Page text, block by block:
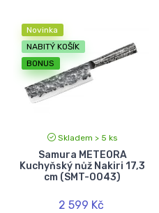
Novinka
NABITÝ KOŠÍK
BONUS
Skladem > 5 ks
Samura METEORA
Kuchyňský nůž Nakiri 17,3
cm (SMT-0043)
2 599 Kč